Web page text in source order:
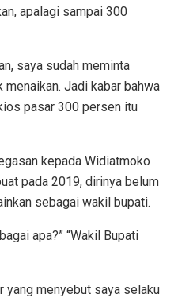
apalagi sampai 300
saya sudah meminta
Jadi kabar bahwa
pasar 300 persen itu
kepada Widiatmoko
pada 2019, dirinya belum
sebagai wakil bupati.
apa?” “Wakil Bupati
yang menyebut saya selaku